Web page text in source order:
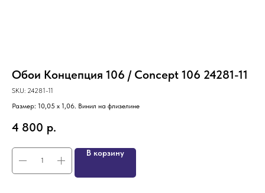
Обои Концепция 106 / Concept 106 24281-11
SKU: 24281-11
Размер: 10,05 х 1,06. Винил на флизелине
4 800 р.
В корзину